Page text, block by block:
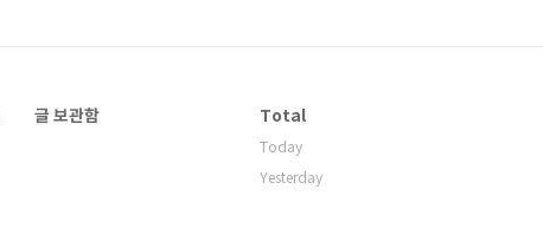
글 보관함 Total
Today
Yesterday